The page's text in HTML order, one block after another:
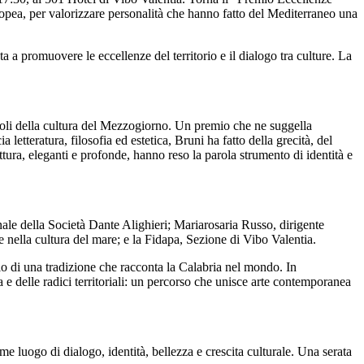
per valorizzare personalità che hanno fatto del Mediterraneo una
a promuovere le eccellenze del territorio e il dialogo tra culture. La
della cultura del Mezzogiorno. Un premio che ne suggella
letteratura, filosofia ed estetica, Bruni ha fatto della grecità, del
eleganti e profonde, hanno reso la parola strumento di identità e
della Società Dante Alighieri; Mariarosaria Russo, dirigente
cultura del mare; e la Fidapa, Sezione di Vibo Valentia.
di una tradizione che racconta la Calabria nel mondo. In
delle radici territoriali: un percorso che unisce arte contemporanea
luogo di dialogo, identità, bellezza e crescita culturale. Una serata